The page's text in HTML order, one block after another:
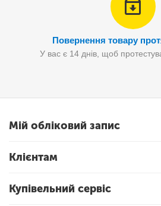
Повернення товару
У вас є 14 днів, щоб
Мій обліковий запис
Клієнтам
Купівельний сервіс